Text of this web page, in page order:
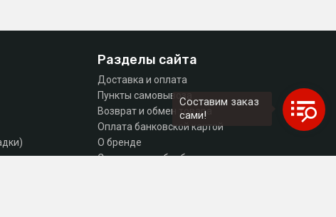
Разделы сайта
Доставка и оплата
Пункты самовывоза
Возврат и обмен товара
Оплата банковской картой
О бренде
Согласие на обработку персональных данных
Составим заказ
сами!